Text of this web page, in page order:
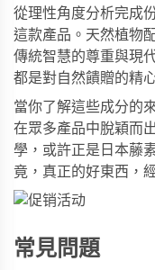
從理性角度分析完成
這款產品。天然植物
傳統智慧的尊重與現
都是對自然饋贈的精
當你了解這些成分的
在眾多產品中脫穎而
學，或許正是日本藤
竟，真正的好東西，
常見問題